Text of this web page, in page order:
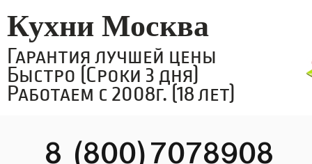
Кухни Москва
Гарантия лучшей цены
Быстро (Сроки 3 дня)
Работаем с 2008г. (18 лет)
8 (800)7078908